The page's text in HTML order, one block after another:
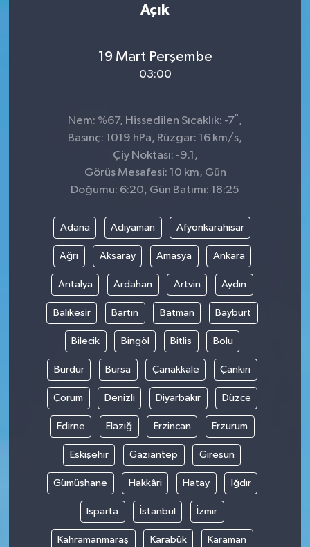
Açık
19 Mart Perşembe
03:00
Nem: %67, Hissedilen Sıcaklık: -7° ,
Basınç: 1019 hPa, Rüzgar: 16 km/s,
Çiy Noktası: -9.1,
Görüş Mesafesi: 10 km, Gün
Doğumu: 6:20, Gün Batımı: 18:25
Adana Adıyaman Afyonkarahisar
Ağrı Aksaray Amasya Ankara
Antalya Ardahan Artvin Aydın
Balıkesir Bartın Batman Bayburt
Bilecik Bingöl Bitlis Bolu
Burdur Bursa Çanakkale Çankırı
Çorum Denizli Diyarbakır Düzce
Edirne Elazığ Erzincan Erzurum
Eskişehir Gaziantep Giresun
Gümüşhane Hakkâri Hatay Iğdır
Isparta İstanbul İzmir
Kahramanmaraş Karabük Karaman